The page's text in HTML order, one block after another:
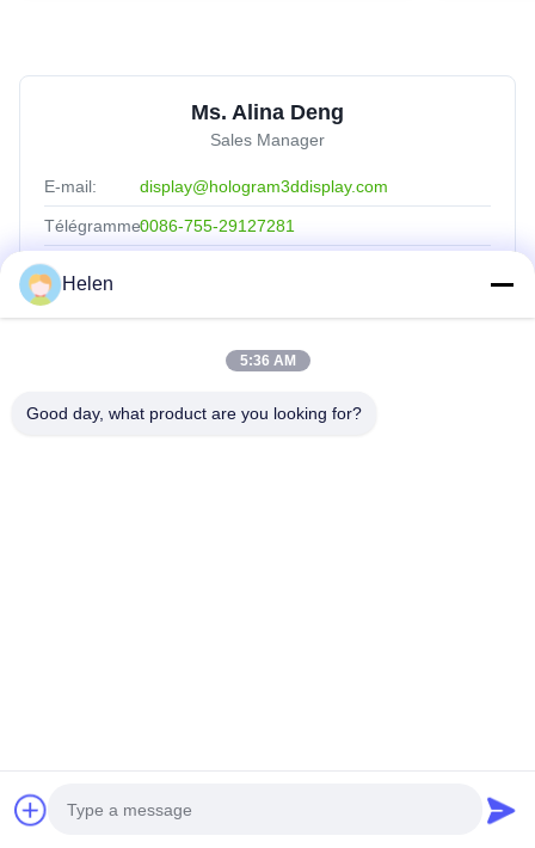
Ms. Alina Deng
Sales Manager
E-mail: display@hologram3ddisplay.com
Télégramme:0086-755-29127281
Je suis
désolé.:
Je suis sur
Helen
5:36 AM
Good day, what product are you looking for?